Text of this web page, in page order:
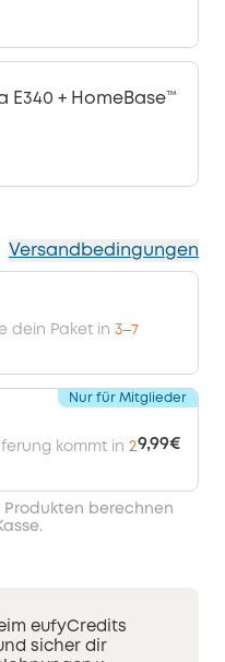
E340 + HomeBase™
Versandbedingungen
dein Paket in 3–7
kommt in 29,99€
Nur für Mitglieder
Produkten berechnen
eufyCredits
sicher dir